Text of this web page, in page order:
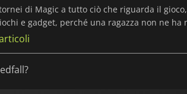
di Magic a tutto ciò che riguarda il
e gadget, perché una ragazza non ne ha